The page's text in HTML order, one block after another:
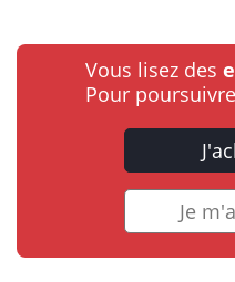
Vous lisez des
Pour
Je